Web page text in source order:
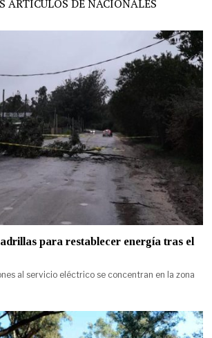
ARTÍCULOS DE NACIONALES
para restablecer energía tras el
al servicio eléctrico se concentran en la zona